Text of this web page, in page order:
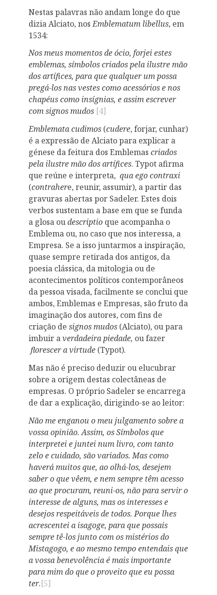
Nestas palavras não andam longe do que
dizia Alciato, nos Emblematum libellus, em
1534:
Nos meus momentos de ócio, forjei estes
emblemas, símbolos criados pela ilustre mão
dos artífices, para que qualquer um possa
pregá-los nas vestes como acessórios e nos
chapéus como insígnias, e assim escrever
com signos mudos [4]
Emblemata cudimos (cudere, forjar, cunhar)
é a expressão de Alciato para explicar a
génese da feitura dos Emblemascriados
pela ilustre mão dos artífices. Typot afirma
que reúne e interpreta,qua ego contraxi
(contrahere, reunir, assumir), a partir das
gravuras abertas por Sadeler. Estes dois
verbos sustentam a base em que se funda
a glosa oudescriptio que acompanha o
Emblema ou, no caso que nos interessa, a
Empresa. Se a isso juntarmos a inspiração,
quase sempre retirada dos antigos, da
poesia clássica, da mitologia ou de
acontecimentos políticos contemporâneos
da pessoa visada, facilmente se conclui que
ambos, Emblemas e Empresas, são fruto da
imaginação dos autores, com fins de
criação designos mudos (Alciato), ou para
imbuir averdadeira piedade, ou fazer
florescer a virtude (Typot).
Mas não é preciso deduzir ou elucubrar
sobre a origem destas colectâneas de
empresas. O próprio Sadeler se encarrega
de dar a explicação, dirigindo-se ao leitor:
Não me enganou o meu julgamento sobre a
vossa opinião. Assim, os Símbolos que
interpretei e juntei num livro, com tanto
zelo e cuidado, são variados. Mas como
haverá muitos que, ao olhá-los, desejem
saber o que vêem, e nem sempre têm acesso
ao que procuram, reuni-os, não para servir o
interesse de alguns, mas os interesses e
desejos respeitáveis de todos. Porque lhes
acrescentei a isagoge, para que possais
sempre tê-los junto com os mistérios do
Mistagogo, e ao mesmo tempo entendais que
a vossa benevolência é mais importante
para mim do que o proveito que eu possa
ter.[5]